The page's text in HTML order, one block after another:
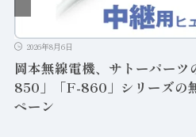
2026年8月6日
岡本無線電機、サトーパー
850」「F-860」シリーズの
ペーン